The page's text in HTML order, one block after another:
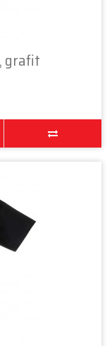
grafit